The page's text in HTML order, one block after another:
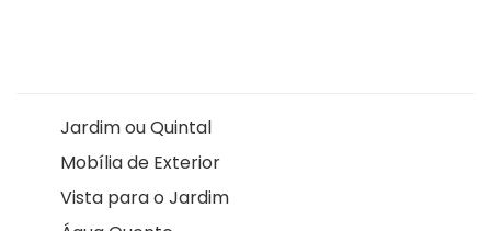
Jardim ou Quintal
Mobília de Exterior
Vista para o Jardim